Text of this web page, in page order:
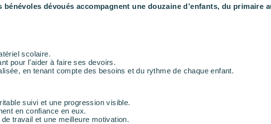
bénévoles dévoués accompagnent une douzaine d’enfants, du primaire
scolaire.
pour l’aider à faire ses devoirs.
en tenant compte des besoins et du rythme de chaque enfant.
suivi et une progression visible.
en confiance en eux.
travail et une meilleure motivation.